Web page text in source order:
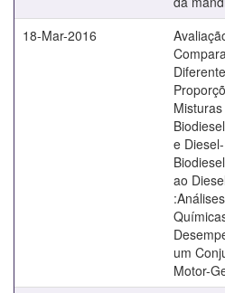
18-Mar-2016
e Diesel-
ao
um
Motor-